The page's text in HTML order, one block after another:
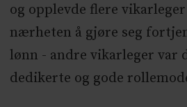
og opplevde flere
nærheten å gjøre seg
lønn - andre vikarleger var
dedikerte og gode